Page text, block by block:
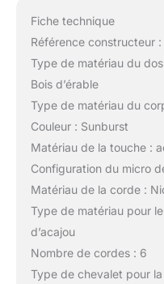
Fiche technique
Référence constructeur
Type de matériau du dos
Bois d’érable
Type de matériau du
Couleur : Sunburst
Matériau de la touche :
Configuration du micro
Matériau de la corde :
Type de matériau pour
d’acajou
Nombre de cordes : 6
Type de chevalet pour